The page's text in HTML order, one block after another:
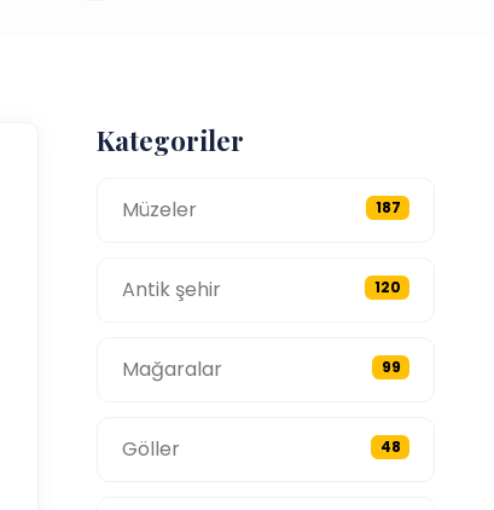
Kategoriler
Müzeler 187
Antik şehir 120
Mağaralar 99
Göller 48